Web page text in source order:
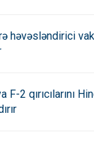
həvəsləndirici
F-2 qırıcılarını